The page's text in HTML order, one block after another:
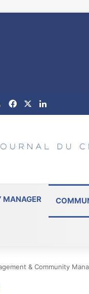
RSSFacebookLinkedin
& Community